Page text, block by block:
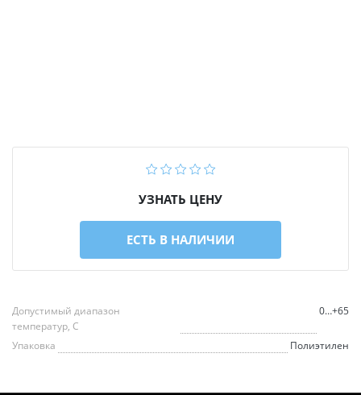
УЗНАТЬ ЦЕНУ
ЕСТЬ В НАЛИЧИИ
Допустимый диапазон
температур, С
0…+65
Упаковка Полиэтилен